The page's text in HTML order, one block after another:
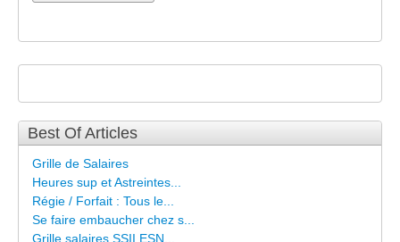
Best Of Articles
Grille de Salaires
Heures sup et Astreintes...
Régie / Forfait : Tous le...
Se faire embaucher chez s...
Grille salaires SSII ESN...